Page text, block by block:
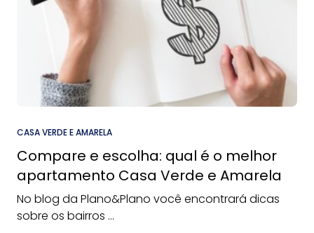
CASA VERDE E AMARELA
Compare e escolha: qual é o melhor
apartamento Casa Verde e Amarela
No blog da Plano&Plano você encontrará dicas
sobre os bairros ...